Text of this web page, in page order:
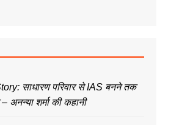
साधारण परिवार से IAS बनने तक
अनन्या शर्मा की कहानी